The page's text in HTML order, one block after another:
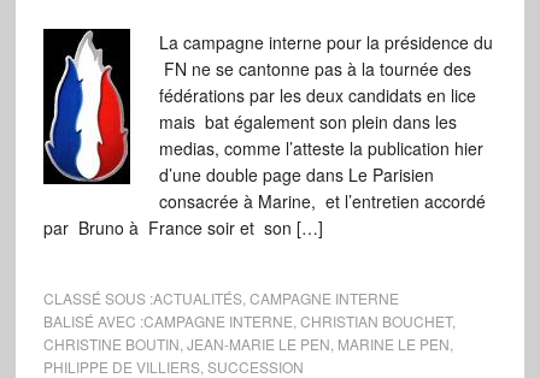
La campagne interne pour la présidence du
FN ne se cantonne pas à la tournée des
fédérations par les deux candidats en lice
mais bat également son plein dans les
medias, comme l’atteste la publication hier
d’une double page dans Le Parisien
consacrée à Marine, et l’entretien accordé
par Bruno à France soir et son […]
CLASSÉ SOUS :ACTUALITÉS, CAMPAGNE INTERNE
BALISÉ AVEC :CAMPAGNE INTERNE CHRISTIAN BOUCHET,
CHRISTINE BOUTIN JEAN-MARIE LE PEN MARINE LE PEN
PHILIPPE DE VILLIERS, SUCCESSION